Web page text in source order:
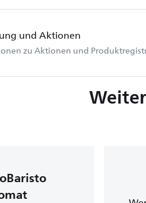
und Aktionen
zu Aktionen und